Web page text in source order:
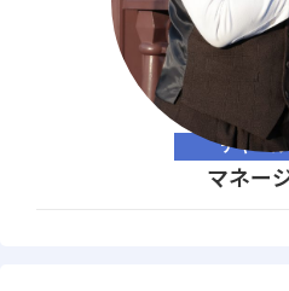
チャペ
マネー